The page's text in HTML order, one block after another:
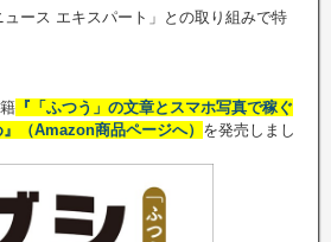
ース エキスパート」との取り組みで特
『「ふつう」の文章とスマホ写真で稼ぐ
（Amazon商品ページへ） を発売しまし